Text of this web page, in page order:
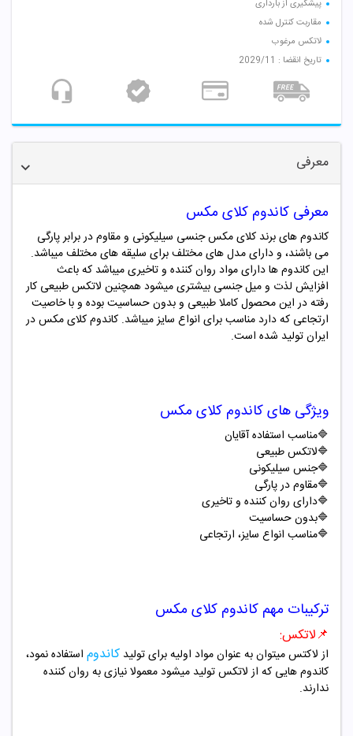
پیشگیری از بارداری
مقاربت کنترل شده
لاتکس مرغوب
تاریخ انقضا : 2029/11
معرفی
معرفی کاندوم کلای مکس
کاندوم های برند کلای مکس جنسی سیلیکونی و مقاوم در برابر پارگی
می باشند، و دارای مدل های مختلف برای سلیقه های مختلف میباشد.
این کاندوم ها دارای مواد روان کننده و تاخیری میباشد که باعث
افزایش لذت و میل جنسی بیشتری میشود همچنین لاتکس طبیعی کار
رفته در این محصول کاملا طبیعی و بدون حساسیت بوده و با خاصیت
ارتجاعی که دارد مناسب برای انواع سایز میباشد. کاندوم کلای مکس در
ایران تولید شده است.
ویژگی هایکاندوم کلای مکس
🔷مناسب استفاده آقایان
🔷لاتکس طبیعی
🔷جنس سیلیکونی
🔷مقاوم در پارگی
🔷دارای روان کننده و تاخیری
🔷بدون حساسیت
🔷مناسب انواع سایز، ارتجاعی
ترکیبات مهم کاندوم کلای مکس
📌لاتکس:
از لاکتس میتوان به عنوان مواد اولیه برای تولید کاندوم استفاده نمود،
کاندوم هایی که از لاتکس تولید میشود معمولا نیازی به روان کننده
ندارند.